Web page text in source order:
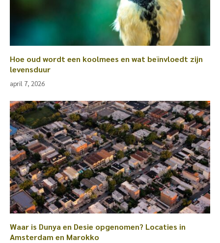
Hoe oud wordt een koolmees en wat beïnvloedt zijn
levensduur
april 7, 2026
Waar is Dunya en Desie opgenomen? Locaties in
Amsterdam en Marokko